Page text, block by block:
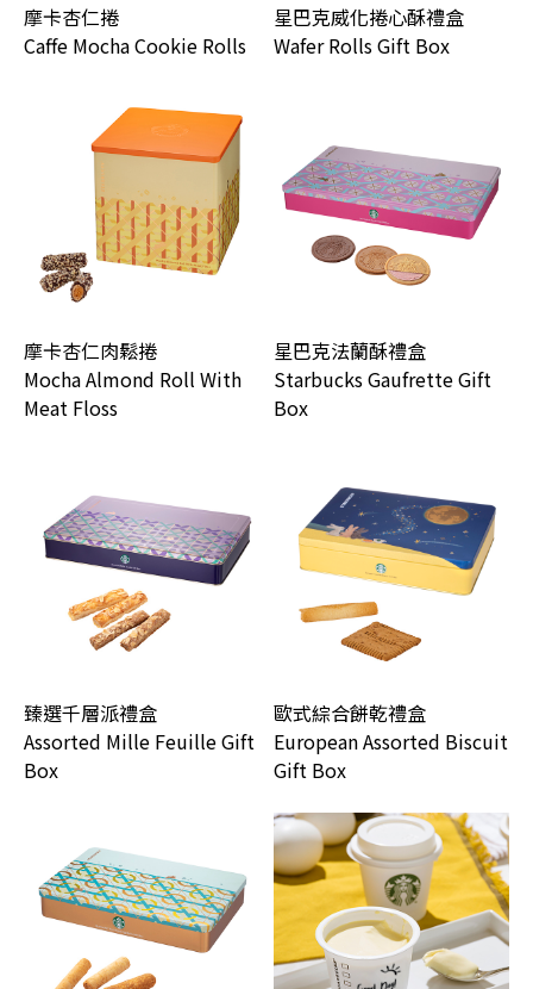
摩卡杏仁捲
Caffe Mocha Cookie Rolls
星巴克威化捲心酥禮盒
Wafer Rolls Gift Box
摩卡杏仁肉鬆捲
Mocha Almond Roll With
Meat Floss
星巴克法蘭酥禮盒
Starbucks Gaufrette Gift
Box
臻選千層派禮盒
Assorted Mille Feuille Gift
Box
歐式綜合餅乾禮盒
European Assorted Biscuit
Gift Box